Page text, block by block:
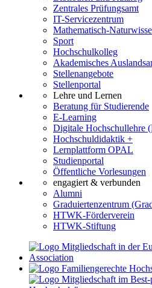
Zentrales Prüfungsamt
IT-Servicezentrum
Mathematisch-
Sport
Hochschulkolleg
Akademisches
Stellenangebote
Stellenportal
Lehre und Lernen
Beratung für Studierende
E-Learning
Digitale Hochschullehre
Hochschuldidaktik +
Lernplattform OPAL
Studienportal
Öffentliche Vorlesungen
engagiert & verbunden
Alumni
Graduiertenzentrum
HTWK-Förderverein
HTWK-Stiftung